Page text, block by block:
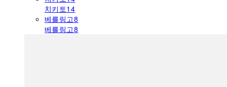
치키토14
베를링고8
베를링고8